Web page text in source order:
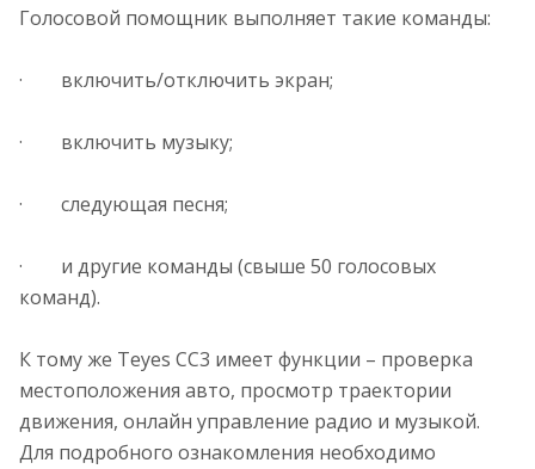
Голосовой помощник выполняет такие команды:
· включить/отключить экран;
· включить музыку;
· следующая песня;
· и другие команды (свыше 50 голосовых
команд).
К тому же Teyes CC3 имеет функции – проверка
местоположения авто, просмотр траектории
движения, онлайн управление радио и музыкой.
Для подробного ознакомления необходимо